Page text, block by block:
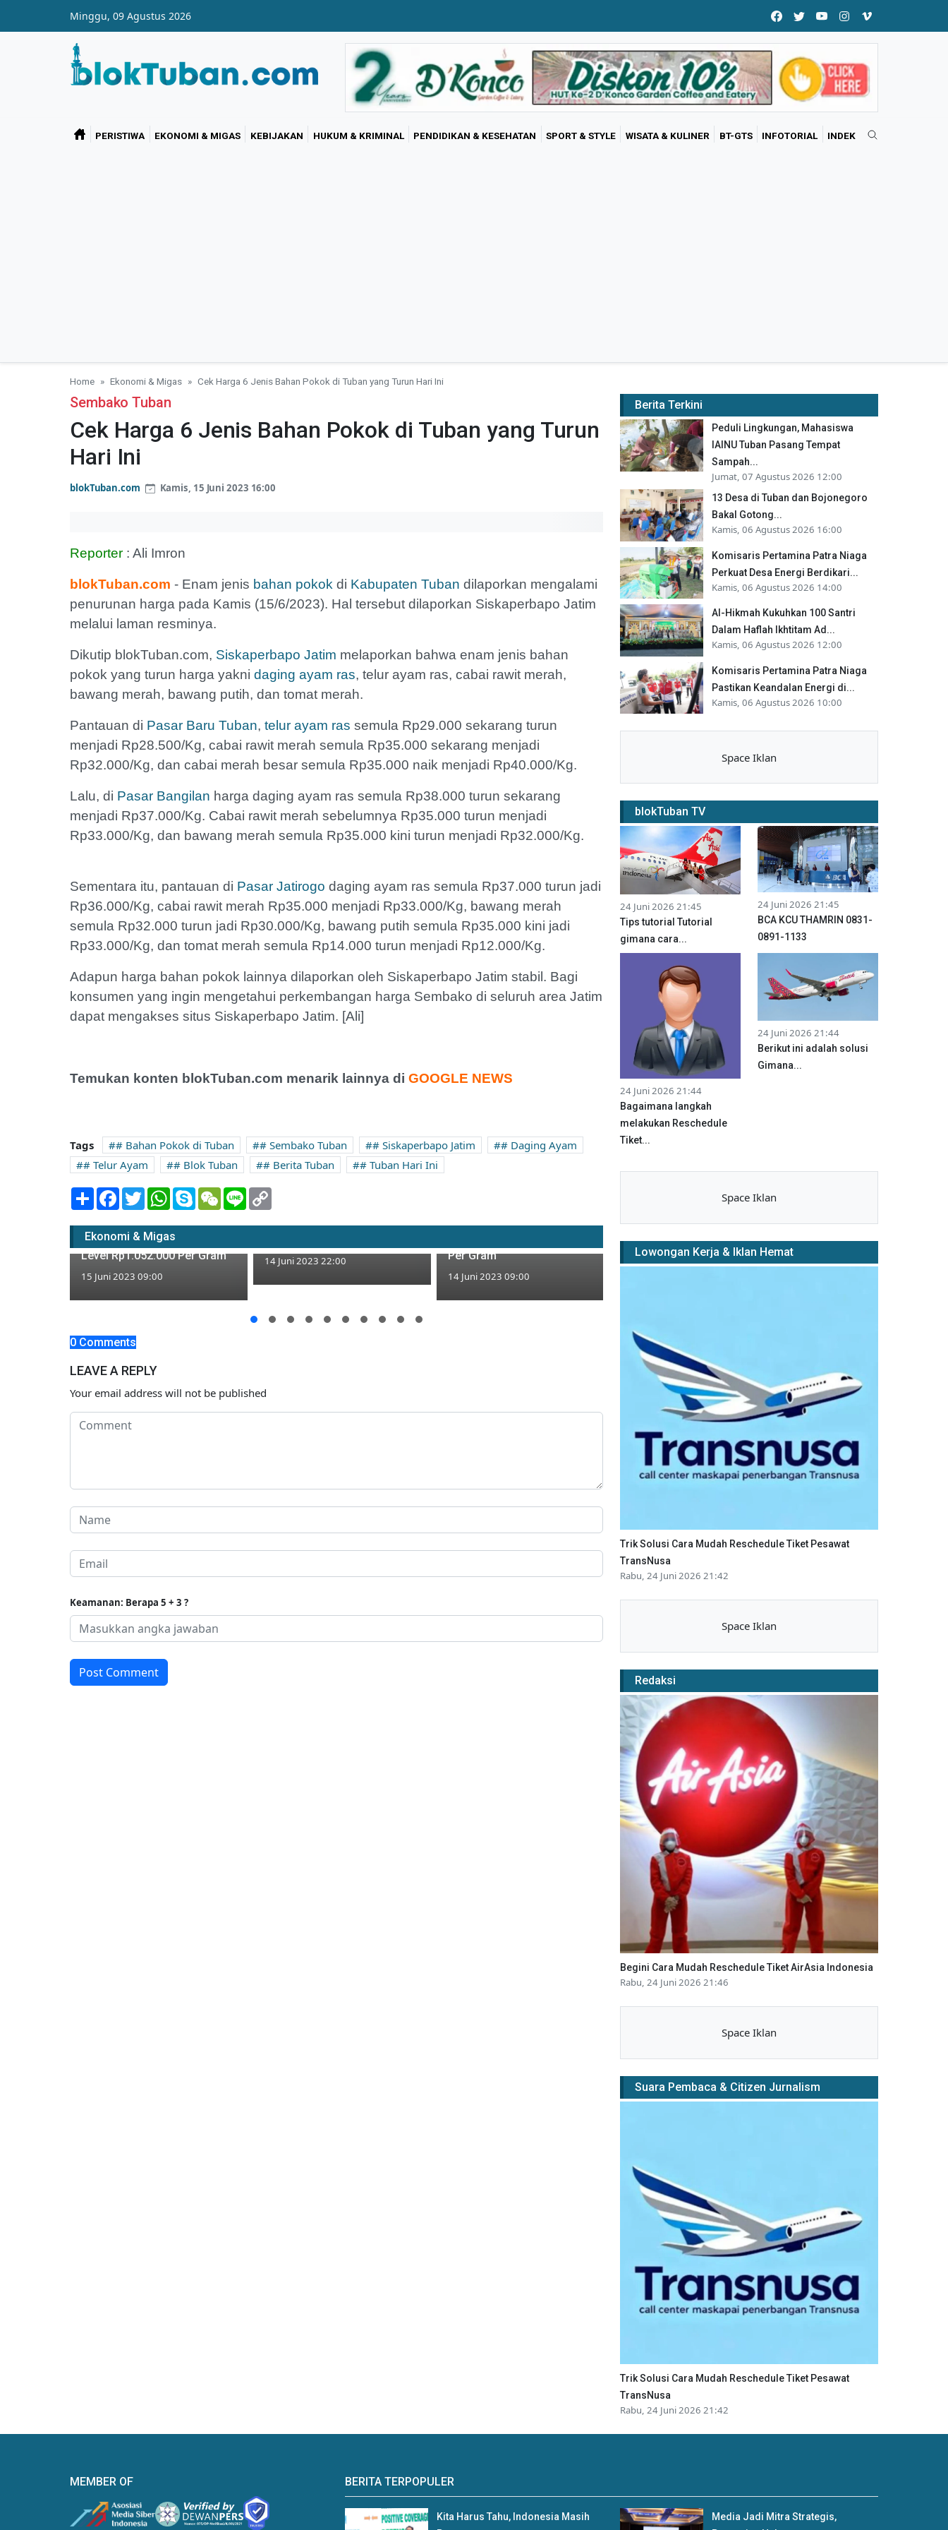
Minggu, 09 Agustus 2026
PERISTIWA EKONOMI & MIGAS KEBIJAKAN HUKUM & KRIMINAL PENDIDIKAN & KESEHATAN SPORT & STYLE WISATA & KULINER BT-GTS INFOTORIAL INDEK
Home Ekonomi & Migas Cek Harga 6 Jenis Bahan Pokok di Tuban yang Turun Hari Ini
Sembako Tuban
Cek Harga 6 Jenis Bahan Pokok di Tuban yang Turun
Hari Ini
blokTuban.com Kamis, 15 Juni 2023 16:00
Reporter : Ali Imron
blokTuban.com - Enam jenis bahan pokok di Kabupaten Tuban dilaporkan mengalami
penurunan harga pada Kamis (15/6/2023). Hal tersebut dilaporkan Siskaperbapo Jatim
melalui laman resminya.
Dikutip blokTuban.com, Siskaperbapo Jatim melaporkan bahwa enam jenis bahan
pokok yang turun harga yakni daging ayam ras, telur ayam ras, cabai rawit merah,
bawang merah, bawang putih, dan tomat merah.
Pantauan di Pasar Baru Tuban, telur ayam ras semula Rp29.000 sekarang turun
menjadi Rp28.500/Kg, cabai rawit merah semula Rp35.000 sekarang menjadi
Rp32.000/Kg, dan cabai merah besar semula Rp35.000 naik menjadi Rp40.000/Kg.
Lalu, di Pasar Bangilan harga daging ayam ras semula Rp38.000 turun sekarang
menjadi Rp37.000/Kg. Cabai rawit merah sebelumnya Rp35.000 turun menjadi
Rp33.000/Kg, dan bawang merah semula Rp35.000 kini turun menjadi Rp32.000/Kg.
Sementara itu, pantauan di Pasar Jatirogo daging ayam ras semula Rp37.000 turun jadi
Rp36.000/Kg, cabai rawit merah Rp35.000 menjadi Rp33.000/Kg, bawang merah
semula Rp32.000 turun jadi Rp30.000/Kg, bawang putih semula Rp35.000 kini jadi
Rp33.000/Kg, dan tomat merah semula Rp14.000 turun menjadi Rp12.000/Kg.
Adapun harga bahan pokok lainnya dilaporkan oleh Siskaperbapo Jatim stabil. Bagi
konsumen yang ingin mengetahui perkembangan harga Sembako di seluruh area Jatim
dapat mengakses situs Siskaperbapo Jatim. [Ali]
Temukan konten blokTuban.com menarik lainnya di GOOGLE NEWS
Tags # Bahan Pokok di Tuban # Sembako Tuban # Siskaperbapo Jatim
# Daging Ayam
# Telur Ayam
# Blok Tuban # Berita Tuban
# Tuban Hari Ini
Share Facebook
TwitterWhatsApp
SkypeWeChatLine
Ekonomi & Migas
Antam Hari ini 15 Juni 2023 di
Level Rp1.052.000 Per Gram
15 Juni 2023 09:00
Turun Tipis, Bawang Merah
Paling Murah di Pasar Baru
14 Juni 2023 22:00
Per Gram
14 Juni 2023 09:00
0 Comments
LEAVE A REPLY
Your email address will not be published
Keamanan: Berapa 5 + 3 ?
Post Comment
Berita Terkini
Peduli Lingkungan, Mahasiswa
IAINU Tuban Pasang Tempat
Sampah...
Jumat, 07 Agustus 2026 12:00
13 Desa di Tuban dan Bojonegoro
Bakal Gotong...
Kamis, 06 Agustus 2026 16:00
Komisaris Pertamina Patra Niaga
Perkuat Desa Energi Berdikari...
Kamis, 06 Agustus 2026 14:00
Al-Hikmah Kukuhkan 100 Santri
Dalam Haflah Ikhtitam Ad...
Kamis, 06 Agustus 2026 12:00
Komisaris Pertamina Patra Niaga
Pastikan Keandalan Energi di...
Kamis, 06 Agustus 2026 10:00
Space Iklan
blokTuban TV
24 Juni 2026 21:45
Tips tutorial Tutorial
gimana cara...
24 Juni 2026 21:45
BCA KCU THAMRIN 0831-
0891-1133
24 Juni 2026 21:44
Bagaimana langkah
melakukan Reschedule
Tiket...
24 Juni 2026 21:44
Berikut ini adalah solusi
Gimana...
Space Iklan
Lowongan Kerja & Iklan Hemat
Trik Solusi Cara Mudah Reschedule Tiket Pesawat
TransNusa
Rabu, 24 Juni 2026 21:42
Space Iklan
Redaksi
Begini Cara Mudah Reschedule Tiket AirAsia Indonesia
Rabu, 24 Juni 2026 21:46
Space Iklan
Suara Pembaca & Citizen Jurnalism
Trik Solusi Cara Mudah Reschedule Tiket Pesawat
TransNusa
Rabu, 24 Juni 2026 21:42
MEMBER OF BERITA TERPOPULER
Kita Harus Tahu, Indonesia Masih
Media Jadi Mitra Strategis,